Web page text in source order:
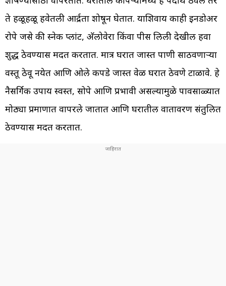
ते हळूहळू हवेतली आर्द्रता शोषून घेतात. याशिवाय काही इनडोअर
रोपे जसे की स्नेक प्लांट, अ‍ॅलोवेरा किंवा पीस लिली देखील हवा
शुद्ध ठेवण्यास मदत करतात. मात्र घरात जास्त पाणी साठवणाऱ्या
वस्तू ठेवू नयेत आणि ओले कपडे जास्त वेळ घरात ठेवणे टाळावे. हे
नैसर्गिक उपाय स्वस्त, सोपे आणि प्रभावी असल्यामुळे पावसाळ्यात
मोठ्या प्रमाणात वापरले जातात आणि घरातील वातावरण संतुलित
ठेवण्यास मदत करतात.